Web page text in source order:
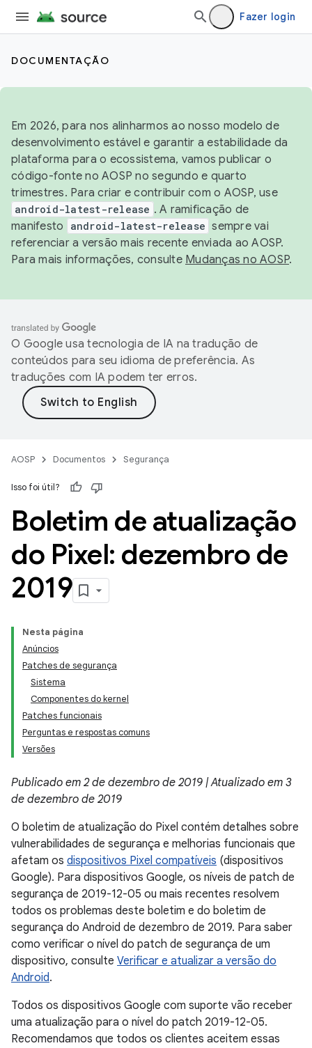
Fazer login
DOCUMENTAÇÃO
Em 2026, para nos alinharmos ao nosso modelo de
desenvolvimento estável e garantir a estabilidade da
plataforma para o ecossistema, vamos publicar o
código-fonte no AOSP no segundo e quarto
trimestres. Para criar e contribuir com o AOSP, use
android-latest-release . A ramificação de
manifesto
android-latest-release sempre vai
referenciar a versão mais recente enviada ao AOSP.
Para mais informações, consulte Mudanças no AOSP.
O Google usa tecnologia de IA na tradução de
conteúdos para seu idioma de preferência. As
traduções com IA podem ter erros.
AOSP Documentos Segurança
Isso foi útil?
Boletim de atualização
do Pixel: dezembro de
2019
Nesta página
Anúncios
Patches de segurança
Sistema
Componentes do kernel
Patches funcionais
Perguntas e respostas comuns
Versões
Publicado em 2 de dezembro de 2019 | Atualizado em 3
de dezembro de 2019
O boletim de atualização do Pixel contém detalhes sobre
vulnerabilidades de segurança e melhorias funcionais que
afetam os dispositivos Pixel compatíveis (dispositivos
Google). Para dispositivos Google, os níveis de patch de
segurança de 2019-12-05 ou mais recentes resolvem
todos os problemas deste boletim e do boletim de
segurança do Android de dezembro de 2019. Para saber
como verificar o nível do patch de segurança de um
dispositivo, consulte Verificar e atualizar a versão do
Android.
Todos os dispositivos Google com suporte vão receber
uma atualização para o nível do patch 2019-12-05.
Recomendamos que todos os clientes aceitem essas